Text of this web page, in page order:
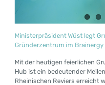
Ministerpräsident Wüst legt
Gründerzentrum im Brainergy
Mit der heutigen feierlichen
Hub ist ein bedeutender
Rheinischen Reviers erreicht